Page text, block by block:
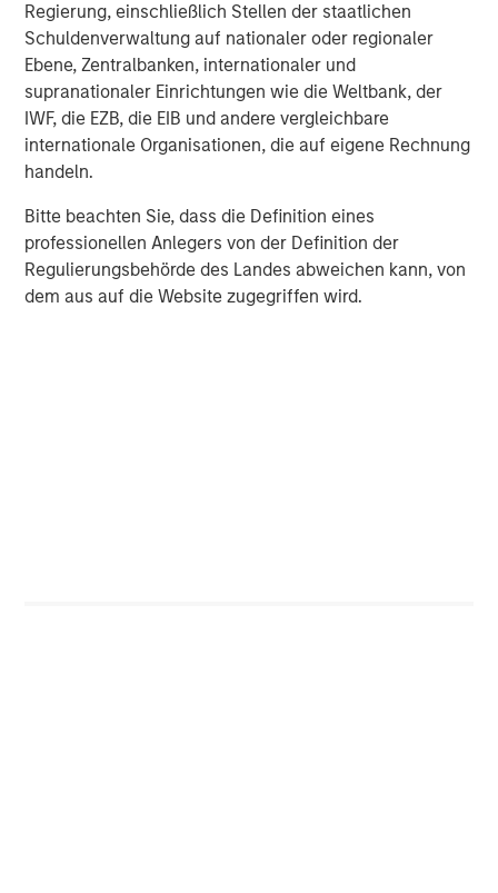
Regierung, einschließlich Stellen der staatlichen
Schuldenverwaltung auf nationaler oder regionaler
Ebene, Zentralbanken, internationaler und
supranationaler Einrichtungen wie die Weltbank, der
IWF, die EZB, die EIB und andere vergleichbare
internationale Organisationen, die auf eigene Rechnung
handeln.
Bitte beachten Sie, dass die Definition eines
professionellen Anlegers von der Definition der
Regulierungsbehörde des Landes abweichen kann, von
dem aus auf die Website zugegriffen wird.
against the USD. Source: Bloomberg. Data as August 31, 2025.
Major Monthly Changes in 10-Year Yields and